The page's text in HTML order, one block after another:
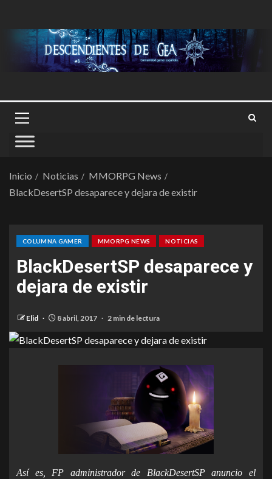
Inicio Noticias
MMORPG News
BlackDesertSP desaparece y dejara de existir
COLUMNA GAMER MMORPG NEWS NOTICIAS
BlackDesertSP desaparece y
dejara de existir
Elid 8 abril, 2017 2 min de lectura
Así es, FP administrador de BlackDesertSP anuncio el